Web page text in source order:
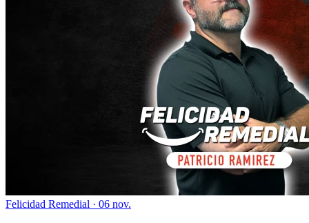
Felicidad Remedial · 06 nov.